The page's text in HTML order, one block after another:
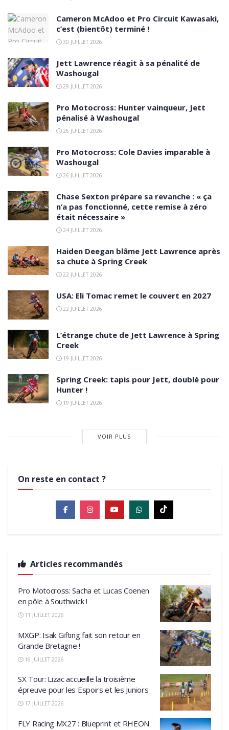
Cameron McAdoo et Pro Circuit Kawasaki,
c’est (bientôt) terminé !
30 JUILLET 2026
Jett Lawrence réagit à sa pénalité de
Washougal
29 JUILLET 2026
Pro Motocross: Hunter vainqueur, Jett
pénalisé à Washougal
26 JUILLET 2026
Pro Motocross: Cole Davies imparable à
Washougal
26 JUILLET 2026
Chase Sexton prépare sa revanche : « ça
n’a pas fonctionné, cette remise à zéro
était nécessaire »
24 JUILLET 2026
Haiden Deegan blâme Jett Lawrence après
sa chute à Spring Creek
22 JUILLET 2026
USA: Eli Tomac remet le couvert en 2027
22 JUILLET 2026
L’étrange chute de Jett Lawrence à Spring
Creek
19 JUILLET 2026
Spring Creek: tapis pour Jett, doublé pour
Hunter !
19 JUILLET 2026
VOIR PLUS
On reste en contact ?
Articles recommandés
Pro Motocross: Sacha et Lucas Coenen
en pôle à Southwick !
11 JUILLET 2026
MXGP: Isak Gifting fait son retour en
Grande Bretagne !
16 JUILLET 2026
SX Tour: Lizac accueille la troisième
épreuve pour les Espoirs et les Juniors
17 JUILLET 2026
FLY Racing MX27 : Blueprint et RHEON